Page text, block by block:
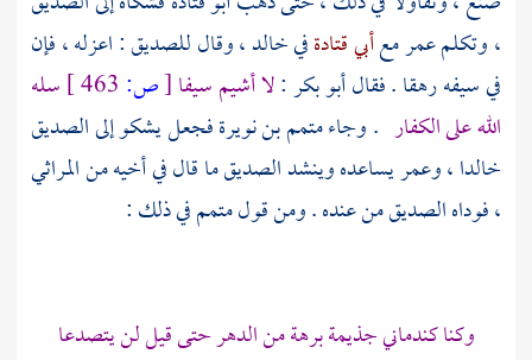
، وتكلمعمرمعأبي قتادةفيخالد، وقالللصديق: اعزله ، فإن
في سيفه رهقا . فقالأبو بكر:لا أشيم سيفا[ص:
سله
الله على الكفار . وجاءمتمم بن نويرةفجعل يشكو إلىالصديق
خالدا،وعمريساعده وينشدالصديقما قال في أخيه من المراثي
، فوداهالصديقمن عنده . ومن قولمتممفي ذلك :
وكنا كندماني جذيمة برهة من الدهر حتى قيل لن يتصدعا